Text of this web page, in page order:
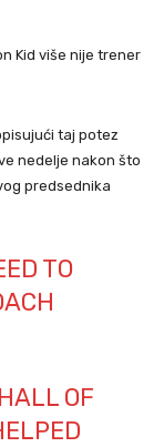
Kid više nije trener
taj potez
nedelje nakon što
predsednika
TO
OF